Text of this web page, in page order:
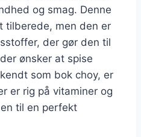
og smag. Denne
tilberede, men den er
der gør den til
ønsker at spise
som bok choy, er
er rig på vitaminer og
til en perfekt